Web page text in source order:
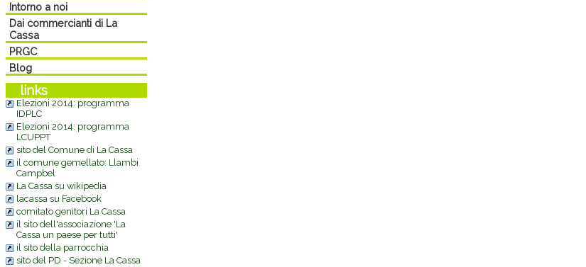
Intorno a noi
Dai commercianti di La
Cassa
PRGC
Blog
links
Elezioni 2014: programma
IDPLC
Elezioni 2014: programma
LCUPPT
sito del Comune di La Cassa
il comune gemellato: Llambi
Campbel
La Cassa su wikipedia
lacassa su Facebook
comitato genitori La Cassa
il sito dell'associazione 'La
Cassa un paese per tutti'
il sito della parrocchia
sito del PD - Sezione La Cassa